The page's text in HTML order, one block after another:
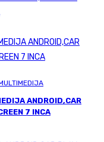
ANDROID,CAR
7 INCA